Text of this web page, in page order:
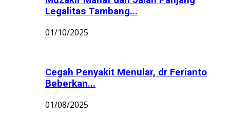
Legalitas Tambang...
01/10/2025
Cegah Penyakit Menular, dr Ferianto
Beberkan...
01/08/2025